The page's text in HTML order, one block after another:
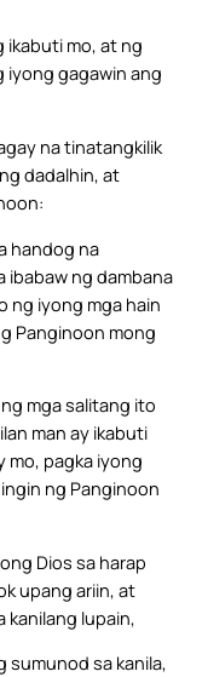
ikabuti mo, at ng
iyong gagawin ang
na tinatangkilik
dadalhin, at
handog na
ibabaw ng dambana
ng iyong mga hain
Panginoon mong
mga salitang ito
man ay ikabuti
mo, pagka iyong
ng Panginoon
Dios sa harap
upang ariin, at
kanilang lupain,
sumunod sa kanila,